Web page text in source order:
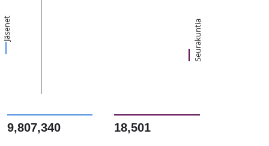
Jäsenet Seurakuntia
9,807,340 18,501